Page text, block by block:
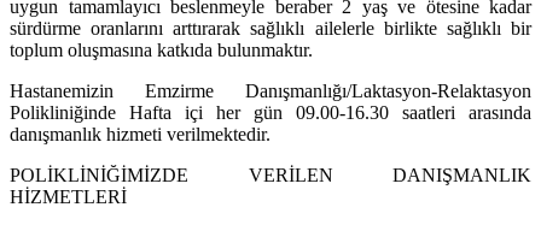
uygun tamamlayıcı beslenmeyle beraber 2 yaş ve ötesine kadar
sürdürme oranlarını arttırarak sağlıklı ailelerle birlikte sağlıklı bir
toplum oluşmasına katkıda bulunmaktır.
Hastanemizin Emzirme Danışmanlığı/Laktasyon-Relaktasyon
Polikliniğinde Hafta içi her gün 09.00-16.30 saatleri arasında
danışmanlık hizmeti verilmektedir.
POLİKLİNİĞİMİZDE VERİLEN DANIŞMANLIK
HİZMETLERİ